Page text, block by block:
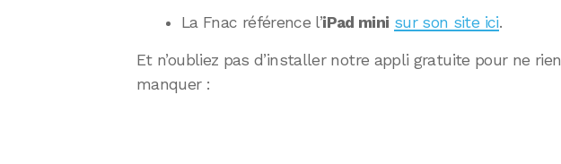
La Fnac référence l’iPad mini sur son site ici.
Et n’oubliez pas d’installer notre appli gratuite pour ne rien
manquer :